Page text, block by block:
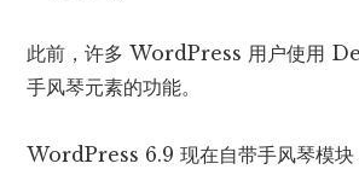
此前，许多 WordPress 用户使用
手风琴元素的功能。
WordPress 6.9 现在自带手风琴模块